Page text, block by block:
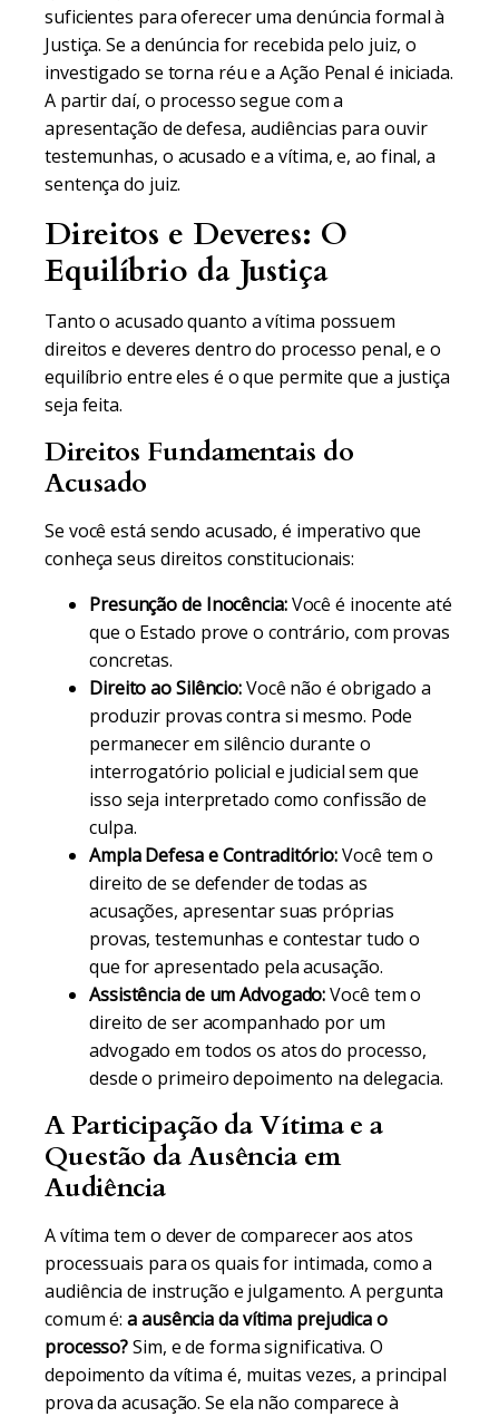
suficientes para oferecer uma denúncia formal à
Justiça. Se a denúncia for recebida pelo juiz, o
investigado se torna réu e a Ação Penal é iniciada.
A partir daí, o processo segue com a
apresentação de defesa, audiências para ouvir
testemunhas, o acusado e a vítima, e, ao final, a
sentença do juiz.
Direitos e Deveres: O
Equilíbrio da Justiça
Tanto o acusado quanto a vítima possuem
direitos e deveres dentro do processo penal, e o
equilíbrio entre eles é o que permite que a justiça
seja feita.
Direitos Fundamentais do
Acusado
Se você está sendo acusado, é imperativo que
conheça seus direitos constitucionais:
Presunção de Inocência:Você é inocente até
que o Estado prove o contrário, com provas
concretas.
Direito ao Silêncio:Você não é obrigado a
produzir provas contra si mesmo. Pode
permanecer em silêncio durante o
interrogatório policial e judicial sem que
isso seja interpretado como confissão de
culpa.
Ampla Defesa e Contraditório:Você tem o
direito de se defender de todas as
acusações, apresentar suas próprias
provas, testemunhas e contestar tudo o
que for apresentado pela acusação.
Assistência de um Advogado:Você tem o
direito de ser acompanhado por um
advogado em todos os atos do processo,
desde o primeiro depoimento na delegacia.
A Participação da Vítima e a
Questão da Ausência em
Audiência
A vítima tem o dever de comparecer aos atos
processuais para os quais for intimada, como a
audiência de instrução e julgamento. A pergunta
comum é:a ausência da vítima prejudica o
processo?Sim, e de forma significativa. O
depoimento da vítima é, muitas vezes, a principal
prova da acusação. Se ela não comparece à